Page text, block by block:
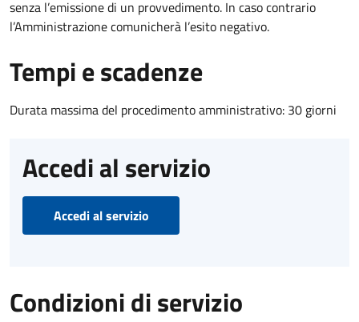
senza l’emissione di un provvedimento. In caso contrario
l’Amministrazione comunicherà l’esito negativo.
Tempi e scadenze
Durata massima del procedimento amministrativo: 30 giorni
Accedi al servizio
Accedi al servizio
Condizioni di servizio